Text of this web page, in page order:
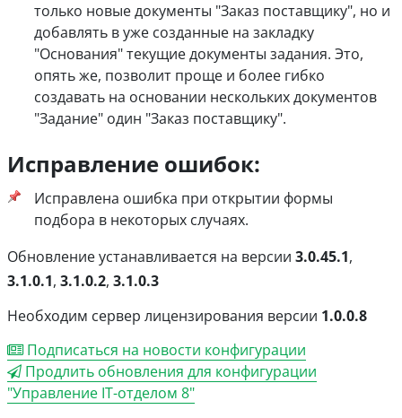
только новые документы "Заказ поставщику", но и
добавлять в уже созданные на закладку
"Основания" текущие документы задания. Это,
опять же, позволит проще и более гибко
создавать на основании нескольких документов
"Задание" один "Заказ поставщику".
Исправление ошибок:
Исправлена ошибка при открытии формы
подбора в некоторых случаях.
Обновление устанавливается на версии 3.0.45.1,
3.1.0.1, 3.1.0.2, 3.1.0.3
Необходим сервер лицензирования версии 1.0.0.8
Подписаться на новости конфигурации
Продлить обновления для конфигурации
"Управление IT-отделом 8"